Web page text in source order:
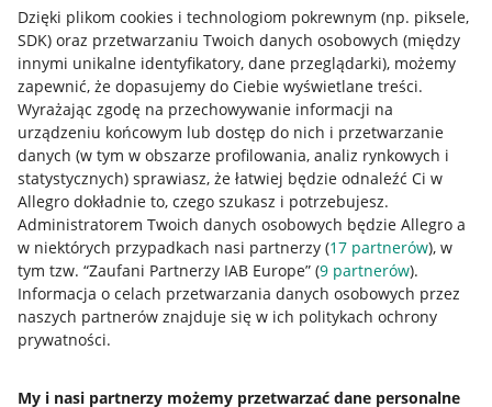
Dzięki plikom cookies i technologiom pokrewnym (np. piksele,
SDK) oraz przetwarzaniu Twoich danych osobowych (między
innymi unikalne identyfikatory, dane przeglądarki), możemy
zapewnić, że dopasujemy do Ciebie wyświetlane treści.
Wyrażając zgodę na przechowywanie informacji na
urządzeniu końcowym lub dostęp do nich i przetwarzanie
danych (w tym w obszarze profilowania, analiz rynkowych i
statystycznych) sprawiasz, że łatwiej będzie odnaleźć Ci w
Allegro dokładnie to, czego szukasz i potrzebujesz.
Administratorem Twoich danych osobowych będzie Allegro a
w niektórych przypadkach nasi partnerzy (17 partnerów), w
tym tzw. “Zaufani Partnerzy IAB Europe” (9 partnerów).
Informacja o celach przetwarzania danych osobowych przez
naszych partnerów znajduje się w ich politykach ochrony
prywatności.
My i nasi partnerzy możemy przetwarzać dane personalne
Przydatne informacje
Jak to działa